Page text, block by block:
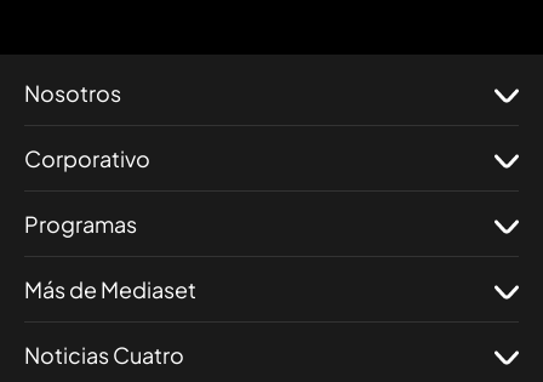
Nosotros
Corporativo
Programas
Más de Mediaset
Noticias Cuatro